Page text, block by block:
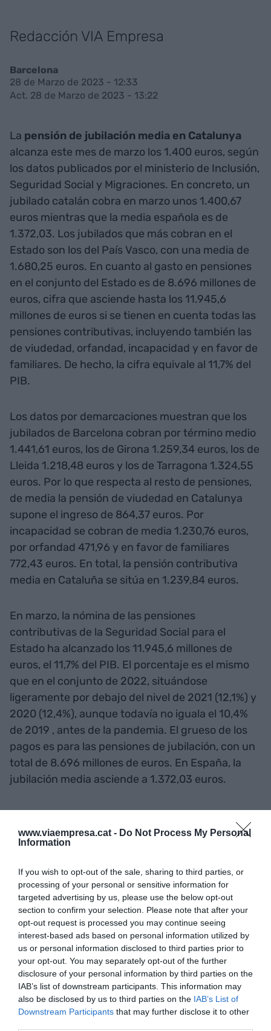
www.viaempresa.cat - Do Not Process My Personal
Information
If you wish to opt-out of the sale, sharing to third parties, or
processing of your personal or sensitive information for
targeted advertising by us, please use the below opt-out
section to confirm your selection. Please note that after your
opt-out request is processed you may continue seeing
interest-based ads based on personal information utilized by
us or personal information disclosed to third parties prior to
your opt-out. You may separately opt-out of the further
disclosure of your personal information by third parties on the
IAB’s list of downstream participants. This information may
also be disclosed by us to third parties on the IAB’s List of
Downstream Participants that may further disclose it to other
Redacción VIA Empresa
Barcelona
28 de Marzo de 2023 - 12:33
Act. 28 de Marzo de 2023 - 13:22
La pensión de jubilación media en Catalunya
alcanza este mes de marzo los 1.400 euros, según
los datos publicados por el ministerio de Inclusión,
Seguridad Social y Migraciones. En concreto, un
jubilado catalán cobra en marzo unos 1.400,67
euros mientras que la media española es de
1.372,03. Los jubilados que más cobran en el
Estado son los del País Vasco, con una media de
1.680,25 euros. En cuanto al gasto en pensiones
en el conjunto del Estado es de 8.696 millones de
euros, cifra que asciende hasta los 11.945,6
millones de euros si se tienen en cuenta todas las
pensiones contributivas, incluyendo también las
de viudedad, orfandad, incapacidad y en favor de
familiares. De hecho, la cifra equivale al 11,7% del
PIB.
Los datos por demarcaciones muestran que los
jubilados de Barcelona cobran por término medio
1.441,61 euros, los de Girona 1.259,34 euros, los de
Lleida 1.218,48 euros y los de Tarragona 1.324,55
euros. Por lo que respecta al resto de pensiones,
de media la pensión de viudedad en Catalunya
supone el ingreso de 864,37 euros. Por
incapacidad se cobran de media 1.230,76 euros,
por orfandad 471,96 y en favor de familiares
772,43 euros. En total, la pensión contributiva
media en Cataluña se sitúa en 1.239,84 euros.
En marzo, la nómina de las pensiones
contributivas de la Seguridad Social para el
Estado ha alcanzado los 11.945,6 millones de
euros, el 11,7% del PIB. El porcentaje es el mismo
que en el conjunto de 2022, situándose
ligeramente por debajo del nivel de 2021 (12,1%) y
2020 (12,4%), aunque todavía no iguala el 10,4%
de 2019 , antes de la pandemia. El grueso de los
pagos es para las pensiones de jubilación, con un
total de 8.696 millones de euros. En España, la
jubilación media asciende a 1.372,03 euros.
millones de euros, con un pago medio de 849,6
euros. El pago de pensiones por incapacidad
nómina media de 1.120,13 euros; la de orfandad
alcanza los 162,6 millones, con un pago mensual
medio de 477,18 euros; y, por último, la pensión a
favor de familiares cuesta en marzo un total de
31,3 millones, con 698,50 de media.
AñadirVIA Empresacomo fuente preferida
de Google de forma gratuita
Mantente informado con las últimas noticias de